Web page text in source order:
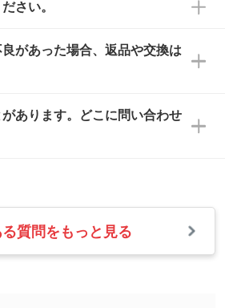
タの作り方に関する詳細は、
や、手書きのイラスト、写真
したベクターデータに変換し
タを1色に変換してほしい
デーションや濃淡を表現した
体色を確認し、印刷色をご提
、ネイビーなど濃色の場合は
刷色をおすすめしておりま
ルなど淡色の場合、印刷をく
たいときは濃い印刷色が、柔
たいときは淡い印刷色が映え
だいた印刷色が本体色に合わ
りに影響しそうな場合は、ス
をご案内することもございま
さい。
～18:00で、土日祝日はお
注文・見積・お問い合わせ
します。
があった場合、返品や交換は
たしますが、至急担当スタッ
さい。商品の状況を確認し、
が損傷・故障している場合
商品が届いた場合
た場合
あります。どこに問い合わせ
タッフよりメールにてご連絡
電話でのご質問も受け付けて
質問をもっと見る